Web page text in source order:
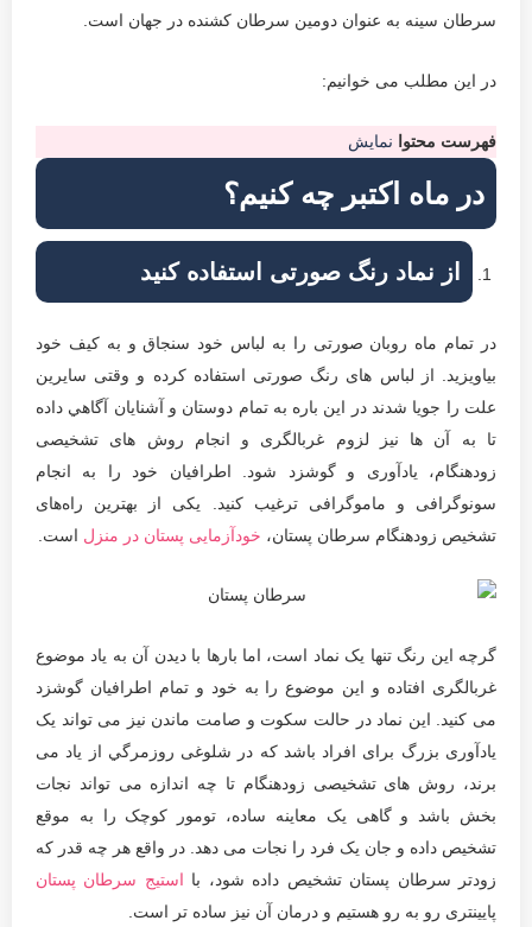
سرطان سینه به عنوان دومین سرطان کشنده در جهان است.
در این مطلب می خوانیم:
فهرست محتوا نمایش
در ماه اکتبر چه کنیم؟
از نماد رنگ صورتی استفاده کنید
در تمام ماه روبان صورتی را به لباس خود سنجاق و به کیف خود
بیاویزید. از لباس های رنگ صورتی استفاده کرده و وقتی سایرین
علت را جويا شدند در این باره به تمام دوستان و آشنایان آگاهي داده
تا به آن ها نیز لزوم غربالگری و انجام روش های تشخیصی
زودهنگام، یادآوری و گوشزد شود. اطرافیان خود را به انجام
سونوگرافی و ماموگرافی ترغیب کنيد. یکی از بهترین راه‌های
تشخیص زودهنگام سرطان پستان، خودآزمایی پستان در منزل است.
گرچه اين رنگ تنها یک نماد است، اما بارها با دیدن آن به یاد موضوع
غربالگری افتاده و این موضوع را به خود و تمام اطرافیان گوشزد
می کنید. این نماد در حالت سکوت و صامت ماندن نیز می تواند یک
یادآوری بزرگ برای افراد باشد که در شلوغی روزمرگي از یاد می
برند، روش های تشخیصی زودهنگام تا چه اندازه می تواند نجات
بخش باشد و گاهی یک معاینه ساده، تومور کوچک را به موقع
تشخیص داده و جان یک فرد را نجات می دهد. در واقع هر چه قدر که
زودتر سرطان پستان تشخیص داده شود، با
استیج سرطان پستان
پایینتری رو به رو هستیم و درمان آن نیز ساده تر است.